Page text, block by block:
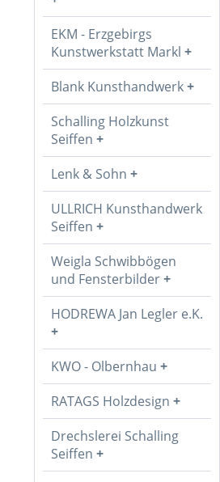
EKM - Erzgebirgs
Kunstwerkstatt Markl
Blank Kunsthandwerk
Schalling Holzkunst
Seiffen
Lenk & Sohn
ULLRICH Kunsthandwerk
Seiffen
Weigla Schwibbögen
und Fensterbilder
HODREWA Jan Legler e.K.
KWO - Olbernhau
RATAGS Holzdesign
Drechslerei Schalling
Seiffen